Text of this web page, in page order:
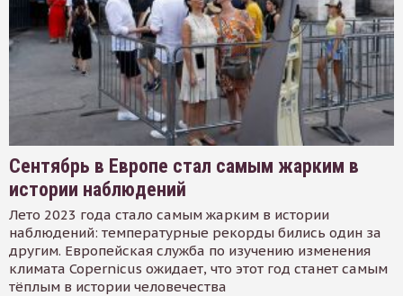
Сентябрь в Европе стал самым жарким в
истории наблюдений
Лето 2023 года стало самым жарким в истории
наблюдений: температурные рекорды бились один за
другим. Европейская служба по изучению изменения
климата Copernicus ожидает, что этот год станет самым
тёплым в истории человечества